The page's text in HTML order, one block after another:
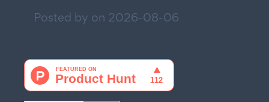
Posted by on 2026-08-06